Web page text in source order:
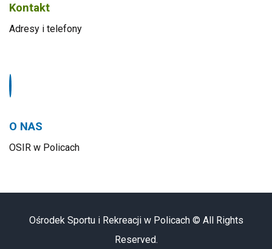
Kontakt
Adresy i telefony
O NAS
OSIR w Policach
Ośrodek Sportu i Rekreacji w Policach © All Rights
Reserved.